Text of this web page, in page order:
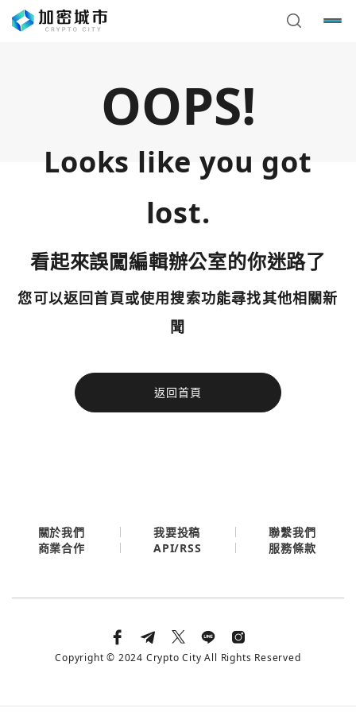
OOPS!
Looks like you got
lost.
看起來誤闖編輯辦公室的你迷路了
您可以返回首頁或使用搜索功能尋找其他相關新
聞
返回首頁
今日熱門
使用以下帳號繼續
您已閒置5分鐘，請點擊關閉按鈕或空白處，即可回到加密
今日熱門
關於我們 我要投稿
聯繫我們
商業合作
API/RSS 服務條款
Copyright © 2024 Crypto City All Rights Reserved